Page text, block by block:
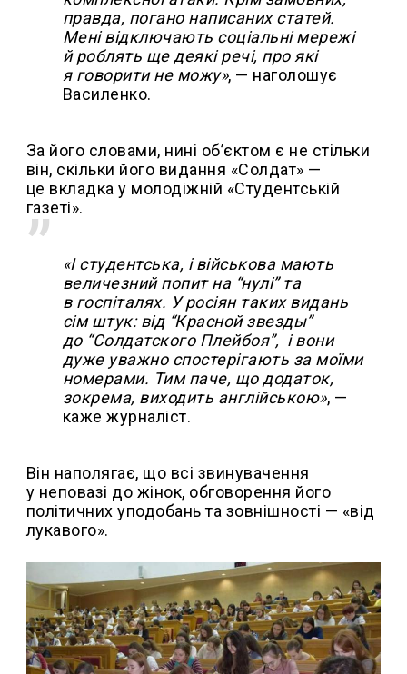
правда, погано написаних статей.
Мені відключають соціальні мережі
й роблять ще деякі речі, про які
я говорити не можу», — наголошує
Василенко.
За його словами, нині об’єктом є не стільки
він, скільки його видання «Солдат» —
це вкладка у молодіжній «Студентській
газеті».
«І студентська, і військова мають
величезний попит на “нулі” та
в госпіталях. У росіян таких видань
сім штук: від “Красной звезды”
до “Солдатского Плейбоя”, і вони
дуже уважно спостерігають за моїми
номерами. Тим паче, що додаток,
зокрема, виходить англійською», —
каже журналіст.
Він наполягає, що всі звинувачення
у неповазі до жінок, обговорення його
політичних уподобань та зовнішності — «від
лукавого».